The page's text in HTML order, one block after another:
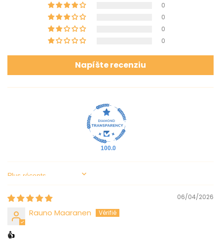
0
0
0
0
Napíšte recenziu
100.0
Sort by
06/04/2026
Rauno Maaranen
👍